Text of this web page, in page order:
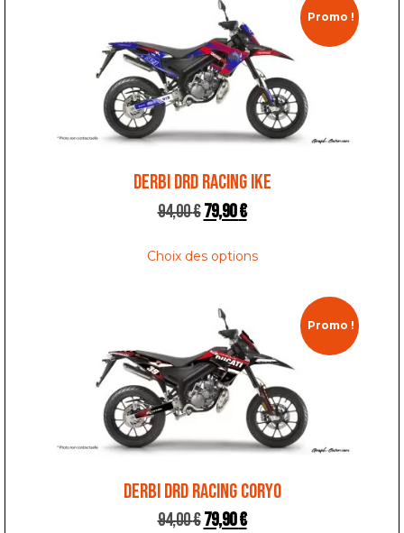
Promo !
DERBI DRD RACING IKE
94,00€79,90€
Choix des options
Promo !
DERBI DRD RACING CORYO
94,00€79,90€